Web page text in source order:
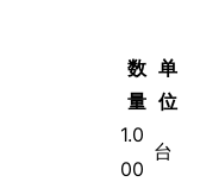
数
量
单
位
1.0
00
台